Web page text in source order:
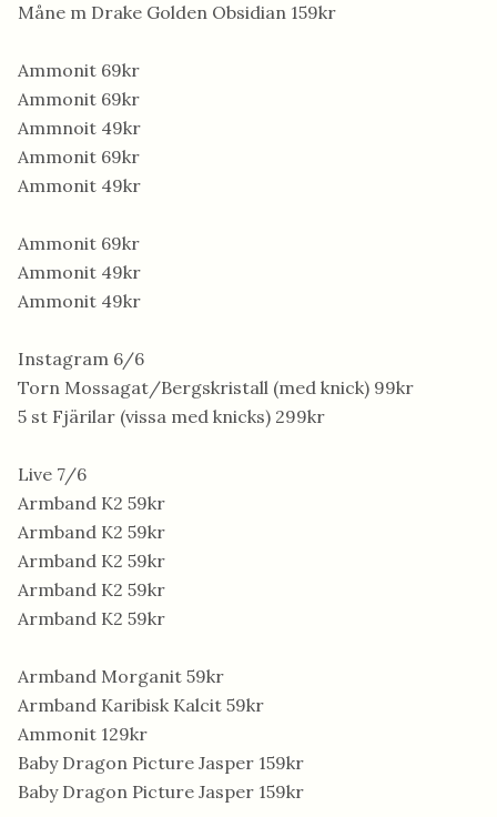
Måne m Drake Golden Obsidian 159kr
Ammonit 69kr
Ammonit 69kr
Ammnoit 49kr
Ammonit 69kr
Ammonit 49kr
Ammonit 69kr
Ammonit 49kr
Ammonit 49kr
Instagram 6/6
Torn Mossagat/Bergskristall (med knick) 99kr
5 st Fjärilar (vissa med knicks) 299kr
Live 7/6
Armband K2 59kr
Armband K2 59kr
Armband K2 59kr
Armband K2 59kr
Armband K2 59kr
Armband Morganit 59kr
Armband Karibisk Kalcit 59kr
Ammonit 129kr
Baby Dragon Picture Jasper 159kr
Baby Dragon Picture Jasper 159kr